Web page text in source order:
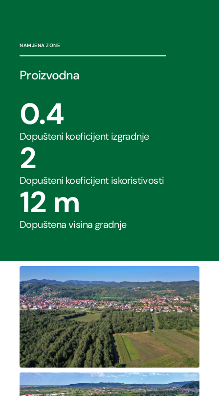
NAMJENA ZONE
Proizvodna
Dopušteni koeficijent izgradnje
0.4
Dopušteni koeficijent iskoristivosti
2
Dopuštena visina gradnje
12 m